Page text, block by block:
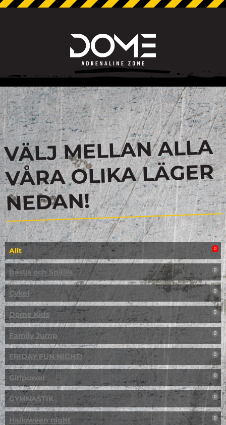
VÄLJ MELLAN ALLA
VÅRA OLIKA LÄGER
NEDAN!
Allt 0
Bästis och Snällis 0
Cykel 0
Dome Kids 0
Family Jump 0
FRIDAY FUN NIGHT! 0
Girlpower 0
GYMNASTIK 0
Halloween night 0